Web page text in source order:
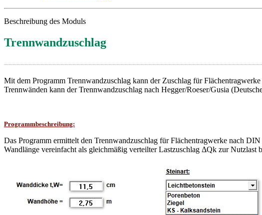
Beschreibung des Moduls
Trennwandzuschlag
Mit dem Programm Trennwandzuschlag kann der Zuschlag für
Trennwänden kann der Trennwandzuschlag nach Hegger/Roeser/Gusia
Programmbeschreibung:
Das Programm ermittelt den Trennwandzuschlag für Flächentragwerke nach
Wandlänge vereinfacht als gleichmäßig verteilter Lastzuschlag ΔQk zur